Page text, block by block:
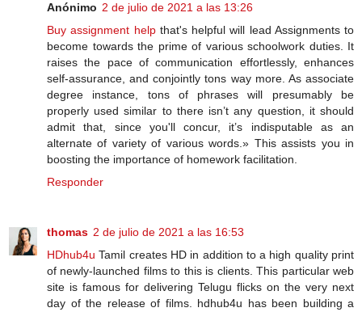
Anónimo 2 de julio de 2021 a las 13:26
Buy assignment helpthat's helpful will lead Assignments to
become towards the prime of various schoolwork duties. It
raises the pace of communication effortlessly, enhances
self-assurance, and conjointly tons way more. As associate
degree instance, tons of phrases will presumably be
properly used similar to there isn’t any question, it should
admit that, since you'll concur, it’s indisputable as an
alternate of variety of various words.» This assists you in
boosting the importance of homework facilitation.
Responder
thomas 2 de julio de 2021 a las 16:53
HDhub4u Tamil creates HD in addition to a high quality print
of newly-launched films to this is clients. This particular web
site is famous for delivering Telugu flicks on the very next
day of the release of films. hdhub4u has been building a